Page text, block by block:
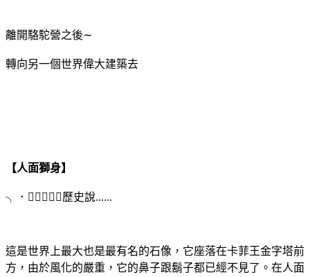
離開駱駝營之後∼
轉向另一個世界偉大建築去
【人面獅身】
╮．﹏．╭歷史說......
這是世界上最大也是最有名的石像，它座落在卡菲王金字塔前
方，由於風化的嚴重，它的鼻子跟鬍子都已經不見了。在人面